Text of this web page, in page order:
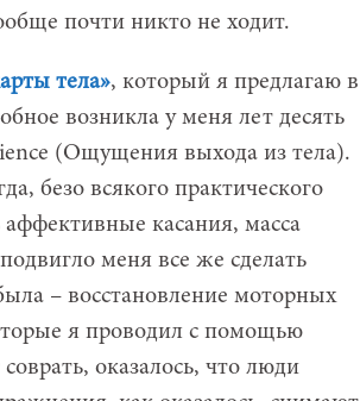
почти никто не ходит.
тела», который я предлагаю в
возникла у меня лет десять
(Ощущения выхода из тела).
безо всякого практического
касания, масса
меня все же сделать
– восстановление моторных
я проводил с помощью
оказалось, что люди